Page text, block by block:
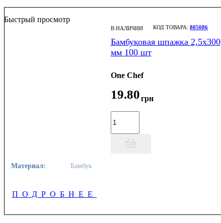
Быстрый просмотр
В НАЛИЧИИ 805086
Бамбуковая шпажка 2,5х300
мм 100 шт
One Chef
19.80грн
Материал: Бамбук
ПОДРОБНЕЕ